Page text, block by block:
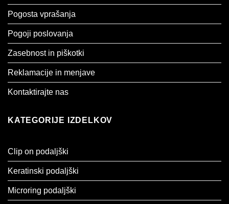
Pogosta vprašanja
Pogoji poslovanja
Zasebnost in piškotki
Reklamacije in menjave
Kontaktirajte nas
KATEGORIJE IZDELKOV
Clip on podaljški
Keratinski podaljški
Microring podaljški